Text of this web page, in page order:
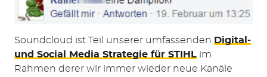
Suchen
nach:
Soundcloud ist Teil unserer umfassenden Digital-
und Social Media Strategie für STIHL im
Rahmen derer wir immer wieder neue Kanäle